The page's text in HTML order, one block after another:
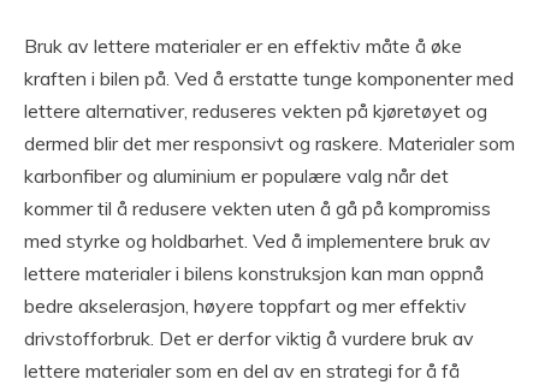
Bruk av lettere materialer er en effektiv måte å øke
kraften i bilen på. Ved å erstatte tunge komponenter med
lettere alternativer, reduseres vekten på kjøretøyet og
dermed blir det mer responsivt og raskere. Materialer som
karbonfiber og aluminium er populære valg når det
kommer til å redusere vekten uten å gå på kompromiss
med styrke og holdbarhet. Ved å implementere bruk av
lettere materialer i bilens konstruksjon kan man oppnå
bedre akselerasjon, høyere toppfart og mer effektiv
drivstofforbruk. Det er derfor viktig å vurdere bruk av
lettere materialer som en del av en strategi for å få